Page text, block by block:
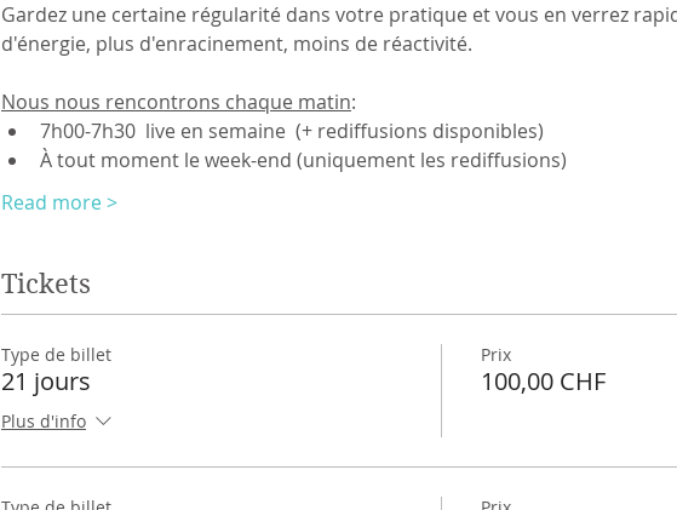
Gardez une certaine régularité dans votre pratique et vous en verrez
d'énergie, plus d'enracinement, moins de réactivité.
Nous nous rencontrons chaque matin:
7h00-7h30  live en semaine  (+ rediffusions disponibles)
À tout moment le week-end (uniquement les rediffusions)
Read more >
Tickets
Type de billet
21 jours
Plus d'info
Prix
100,00 CHF